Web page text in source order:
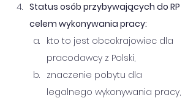
Status osób przybywających do RP
celem wykonywania pracy:
kto to jest obcokrajowiec dla
pracodawcy z Polski,
znaczenie pobytu dla
legalnego wykonywania pracy,